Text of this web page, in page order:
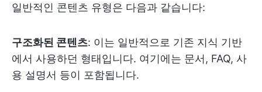
일반적인 콘텐츠 유형은 다음과 같습니다:
구조화된 콘텐츠: 이는 일반적으로 기존 지식 기반
에서 사용하던 형태입니다. 여기에는 문서, FAQ, 사
용 설명서 등이 포함됩니다.